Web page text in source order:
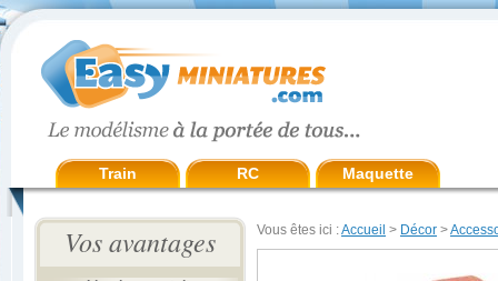
Train RC Maquette
Vos avantages Vous êtes ici :Accueil > Décor >